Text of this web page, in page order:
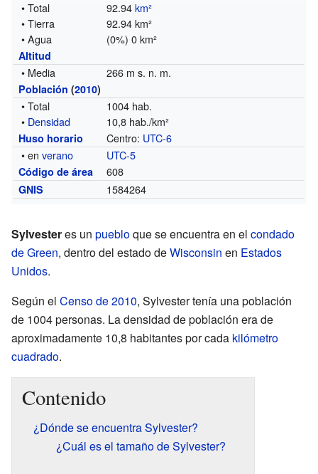
• Total 92.94km²
• Tierra
92.94 km²
• Agua
(0%) 0 km²
Altitud
• Media 266 m s. n. m.
Población (2010)
• Total
1004 hab.
• Densidad 10,8 hab./km²
Huso horario Centro: UTC-6
• enverano UTC-5
Código de área 608
GNIS 1584264
Sylvesteres un puebloque se encuentra en el condado
de Green, dentro del estado deWisconsin en Estados
Unidos.
Según el Censo de 2010, Sylvester tenía una población
de 1004 personas. La densidad de población era de
aproximadamente 10,8 habitantes por cada kilómetro
cuadrado.
Contenido
¿Dónde se encuentra Sylvester?
¿Cuál es el tamaño de Sylvester?